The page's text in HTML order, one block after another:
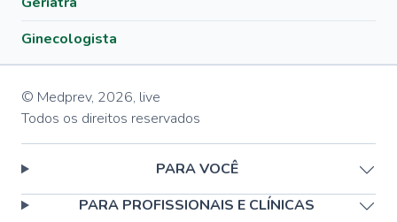
Ginecologista
© Medprev, 2026, live
Todos os direitos reservados
PARA VOCÊ
PARA PROFISSIONAIS E CLÍNICAS